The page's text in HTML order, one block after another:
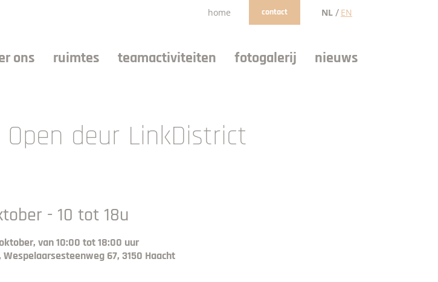
home contact NL / EN
ons ruimtes teamactiviteiten fotogalerij nieuws
deur LinkDistrict
- 10 tot 18u
van 10:00 tot 18:00 uur
67, 3150 Haacht